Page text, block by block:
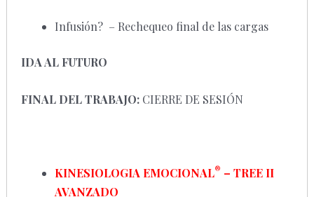
Infusión? – Rechequeo final de las cargas
IDA AL FUTURO
FINAL DEL TRABAJO: CIERRE DE SESIÓN
KINESIOLOGIA EMOCIONAL® – TREE II
AVANZADO